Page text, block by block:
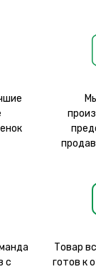
с
Товар
готов к